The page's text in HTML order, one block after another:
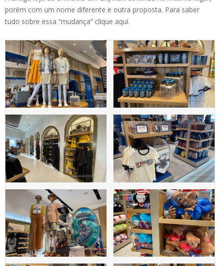
porém com um nome diferente e outra proposta. Para saber
tudo sobre essa “mudança” clique aqui.